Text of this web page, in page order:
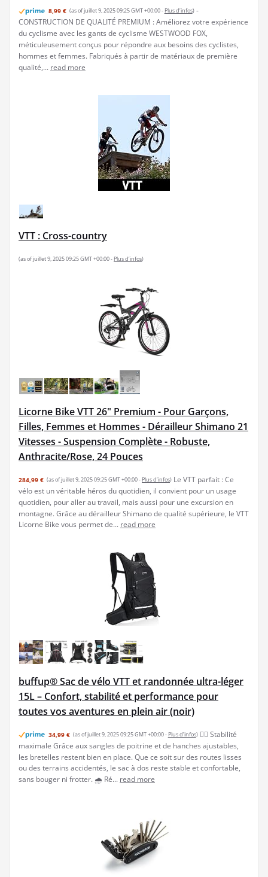
8,99 € (as of juillet 9, 2025 09:25 GMT +00:00 - Plus d’infos) -
CONSTRUCTION DE QUALITÉ PREMIUM : Améliorez votre expérience
du cyclisme avec les gants de cyclisme WESTWOOD FOX,
méticuleusement conçus pour répondre aux besoins des cyclistes,
hommes et femmes. Fabriqués à partir de matériaux de première
qualité,... read more
VTT : Cross-country
(as of juillet 9, 2025 09:25 GMT +00:00 - Plus d’infos)
Licorne Bike VTT 26" Premium - Pour Garçons,
Filles, Femmes et Hommes - Dérailleur Shimano 21
Vitesses - Suspension Complète - Robuste,
Anthracite/Rose, 24 Pouces
284,99 € (as of juillet 9, 2025 09:25 GMT +00:00 - Plus d’infos) Le VTT parfait : Ce
vélo est un véritable héros du quotidien, il convient pour un usage
quotidien, pour aller au travail, mais aussi pour une excursion en
montagne. Grâce au dérailleur Shimano de qualité supérieure, le VTT
Licorne Bike vous permet de... read more
buffup® Sac de vélo VTT et randonnée ultra-léger
15L – Confort, stabilité et performance pour
toutes vos aventures en plein air (noir)
34,99 € (as of juillet 9, 2025 09:25 GMT +00:00 - Plus d’infos) 🚴‍♂️ Stabilité
maximale Grâce aux sangles de poitrine et de hanches ajustables,
les bretelles restent bien en place. Que ce soit sur des routes lisses
ou des terrains accidentés, le sac à dos reste stable et confortable,
sans bouger ni frotter. 🌧️ Ré... read more